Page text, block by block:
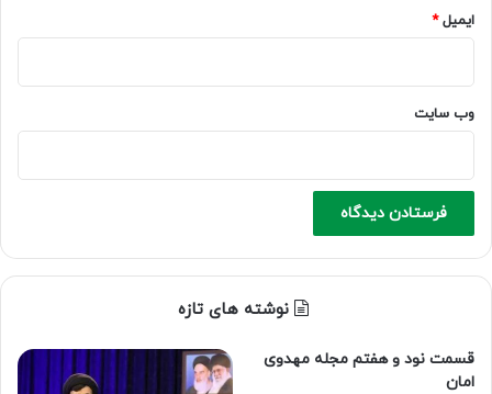
ایمیل*
وب‌ سایت
نوشته های تازه
قسمت نود و هفتم مجله مهدوی
امان